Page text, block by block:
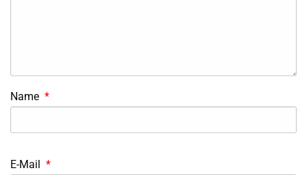
Name *
E-Mail *